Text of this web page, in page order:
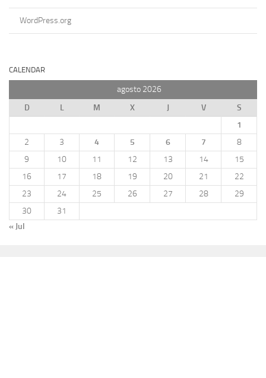
WordPress.org
CALENDAR
agosto 2026
D
L M X J V
S
1
2
3 4 5 6 7
8
9
10 11 12 13 14
15
16
17 18 19 20 21
22
23
24 25 26 27 28
29
30
31
« Jul